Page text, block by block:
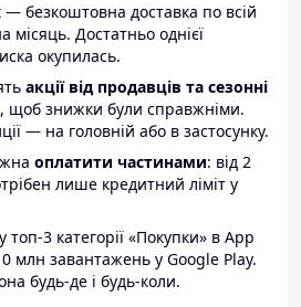
безкоштовна доставка по всій
місяць. Достатньо однієї
окупилась.
акції від продавців та сезонні
щоб знижки були справжніми.
— на головній або в застосунку.
оплатити частинами: від 2
лише кредитний ліміт у
топ-3 категорії «Покупки» в App
млн завантажень у Google Play.
будь-де і будь-коли.